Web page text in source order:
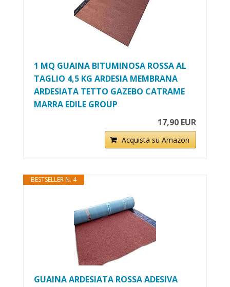
1 MQ GUAINA BITUMINOSA ROSSA AL
TAGLIO 4,5 KG ARDESIA MEMBRANA
ARDESIATA TETTO GAZEBO CATRAME
MARRA EDILE GROUP
17,90 EUR
Acquista su Amazon
BESTSELLER N. 4
GUAINA ARDESIATA ROSSA ADESIVA